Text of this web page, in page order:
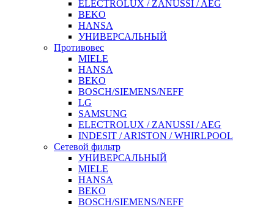
ELECTROLUX / ZANUSSI / AEG
BEKO
HANSA
УНИВЕРСАЛЬНЫЙ
Противовес
MIELE
HANSA
BEKO
BOSCH/SIEMENS/NEFF
LG
SAMSUNG
ELECTROLUX / ZANUSSI / AEG
INDESIT / ARISTON / WHIRLPOOL
Сетевой фильтр
УНИВЕРСАЛЬНЫЙ
MIELE
HANSA
BEKO
BOSCH/SIEMENS/NEFF